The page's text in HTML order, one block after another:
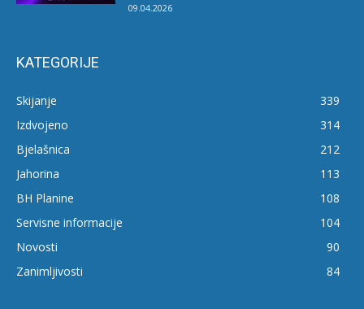
09.04.2026
KATEGORIJE
Skijanje
339
Izdvojeno
314
Bjelašnica
212
Jahorina
113
BH Planine
108
Servisne informacije
104
Novosti
90
Zanimljivosti
84